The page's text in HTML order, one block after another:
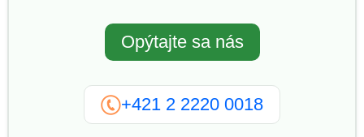
Opýtajte sa nás
+421 2 2220 0018